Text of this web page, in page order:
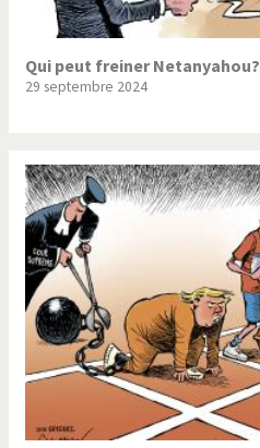
Qui peut freiner Netanyahou?
29 septembre 2024